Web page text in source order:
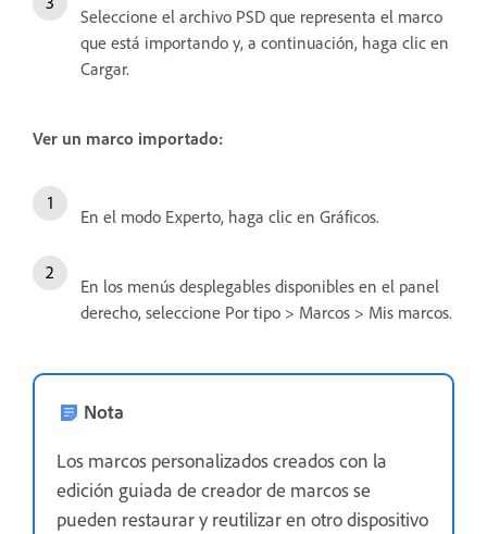
Seleccione el archivo PSD que representa el marco
que está importando y, a continuación, haga clic en
Cargar.
Ver un marco importado:
En el modo Experto, haga clic en Gráficos.
En los menús desplegables disponibles en el panel
derecho, seleccione Por tipo > Marcos > Mis marcos.
Nota
Los marcos personalizados creados con la
edición guiada de creador de marcos se
pueden restaurar y reutilizar en otro dispositivo